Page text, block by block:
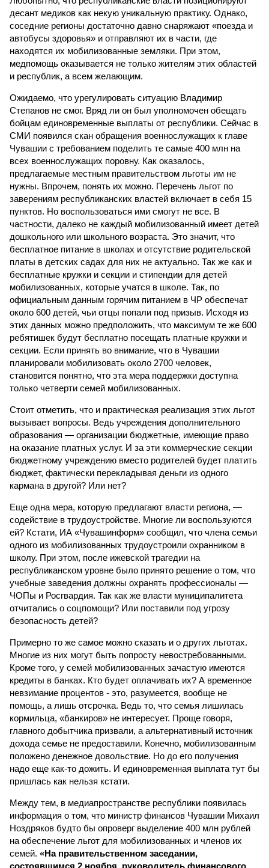
десант медиков как некую уникальную практику. Однако,
соседние регионы достаточно давно снаряжают «поезда и
автобусы здоровья» и отправляют их в части, где
находятся их мобилизованные земляки. При этом,
медпомощь оказывается не только жителям этих областей
и республик, а всем желающим.
Ожидаемо, что урегулировать ситуацию Владимир
Степанов не смог. Вряд ли он был уполномочен обещать
бойцам единовременные выплаты от республики. Сейчас в
СМИ появился скан обращения военнослужащих к главе
Чувашии с требованием поделить те самые 400 млн на
всех военнослужащих поровну. Как оказалось,
предлагаемые местным правительством льготы им не
нужны. Впрочем, понять их можно. Перечень льгот по
заверениям республиканских властей включает в себя 15
пунктов. Но воспользоваться ими смогут не все. В
частности, далеко не каждый мобилизованный имеет детей
дошкольного или школьного возраста. Это значит, что
бесплатное питание в школах и отсутствие родительской
платы в детских садах для них не актуально. Так же как и
бесплатные кружки и секции и стипендии для детей
мобилизованных, которые учатся в школе. Так, по
официальным данным горячим питанием в ЧР обеспечат
около 600 детей, чьи отцы попали под призыв. Исходя из
этих данных можно предположить, что максимум те же 600
ребятишек будут бесплатно посещать платные кружки и
секции. Если принять во внимание, что в Чувашии
планировали мобилизовать около 2700 человек,
становится понятно, что эта мера поддержки доступна
только четверти семей мобилизованных.
Стоит отметить, что и практическая реализация этих льгот
вызывает вопросы. Ведь учреждения дополнительного
образования — организации бюджетные, имеющие право
на оказание платных услуг. И за эти коммерческие секции
бюджетному учреждению вместо родителей будет платить
бюджет, фактически перекладывая деньги из одного
кармана в другой? Или нет?
Еще одна мера, которую предлагают власти региона, —
содействие в трудоустройстве. Многие ли воспользуются
ей? Кстати, ИА «Чувашинформ» сообщил, что члена семьи
одного из мобилизованных трудоустроили охранником в
школу. При этом, после ижевской трагедии на
республиканском уровне было принято решение о том, что
учебные заведения должны охранять профессионалы —
ЧОПы и Росгвардия. Так как же власти муниципалитета
отчитались о соцпомощи? Или поставили под угрозу
безопасность детей?
Примерно то же самое можно сказать и о других льготах.
Многие из них могут быть попросту невостребованными.
Кроме того, у семей мобилизованных зачастую имеются
кредиты в банках. Кто будет оплачивать их? А временное
невзимание процентов - это, разумеется, вообще не
помощь, а лишь отсрочка. Ведь то, что семья лишилась
кормильца, «банкиров» не интересует. Проще говоря,
главного добытчика призвали, а альтернативный источник
дохода семье не предоставили. Конечно, мобилизованным
положено денежное довольствие. Но до его получения
надо еще как-то дожить. И единовременная выплата тут бы
пришлась как нельзя кстати.
Между тем, в медиапространстве республики появилась
информация о том, что министр финансов Чувашии Михаил
Ноздряков будто бы опроверг выделение 400 млн рублей
на обеспечение льгот для мобилизованных и членов их
семей. «На правительственном заседании,
состоявшимся 2 ноября, руководитель финансового